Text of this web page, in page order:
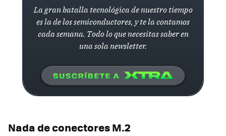
La gran batalla tecnológica de nuestro tiempo
es la de los semiconductores, y te la contamos
cada semana. Todo lo que necesitas saber en
una sola newsletter.
Nada de conectores M.2